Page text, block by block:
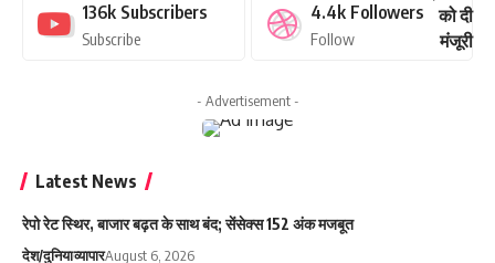
136k Subscribers
Subscribe
4.4k Followers
Follow
- Advertisement -
Latest News
रेपो रेट स्थिर, बाजार बढ़त के साथ बंद; सेंसेक्स 152 अंक मजबूत
देश/दुनियाव्यापारAugust 6, 2026